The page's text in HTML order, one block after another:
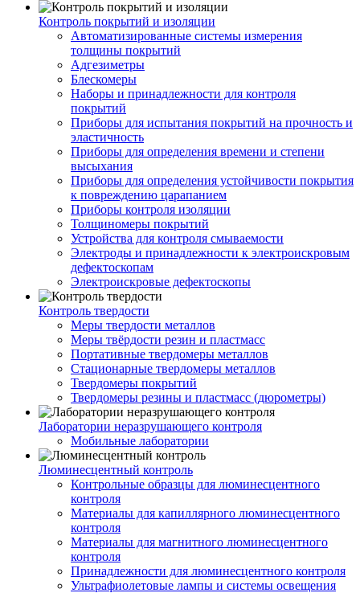
Контроль покрытий и изоляции
Автоматизированные системы измерения
толщины покрытий
Адгезиметры
Блескомеры
Наборы и принадлежности для контроля
покрытий
Приборы для испытания покрытий на прочность и
эластичность
Приборы для определения времени и степени
высыхания
Приборы для определения устойчивости покрытия
к повреждению царапанием
Приборы контроля изоляции
Толщиномеры покрытий
Устройства для контроля смываемости
Электроды и принадлежности к электроискровым
дефектоскопам
Электроискровые дефектоскопы
Контроль твердости
Меры твердости металлов
Меры твёрдости резин и пластмасс
Портативные твердомеры металлов
Стационарные твердомеры металлов
Твердомеры покрытий
Твердомеры резины и пластмасс (дюрометры)
Лаборатории неразрушающего контроля
Мобильные лаборатории
Люминесцентный контроль
Контрольные образцы для люминесцентного
контроля
Материалы для капиллярного люминесцентного
контроля
Материалы для магнитного люминесцентного
контроля
Принадлежности для люминесцентного контроля
Ультрафиолетовые лампы и системы освещения